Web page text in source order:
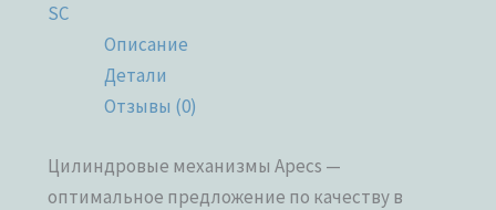
SC
Описание
Детали
Отзывы (0)
Цилиндровые механизмы Apecs —
оптимальное предложение по качеству в